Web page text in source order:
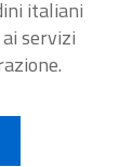
italiani
ai servizi